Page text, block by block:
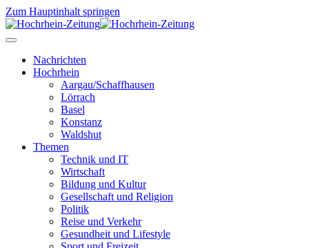
Zum Hauptinhalt springen
Nachrichten
Hochrhein
Aargau/Schaffhausen
Lörrach
Basel
Konstanz
Waldshut
Themen
Technik und IT
Wirtschaft
Bildung und Kultur
Gesellschaft und Religion
Politik
Reise und Verkehr
Gesundheit und Lifestyle